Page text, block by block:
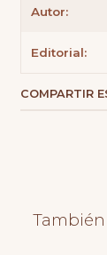
Autor:
Editorial:
COMPARTIR